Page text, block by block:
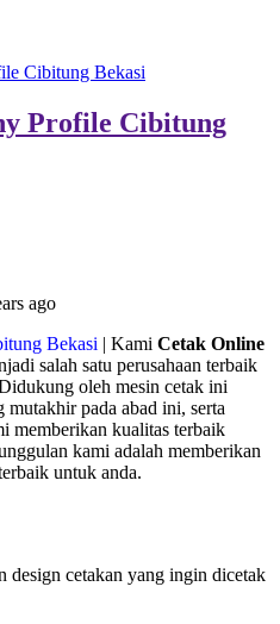
Cibitung Bekasi
Profile Cibitung
ago
Bekasi | Kami Cetak Online
salah satu perusahaan terbaik
oleh mesin cetak ini
mutakhir pada abad ini, serta
memberikan kualitas terbaik
kami adalah memberikan
untuk anda.
design cetakan yang ingin dicetak